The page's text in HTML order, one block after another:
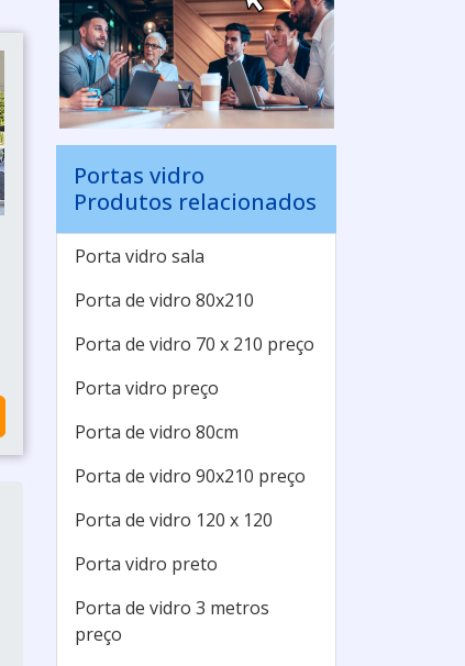
Portas vidro
Produtos relacionados
Porta vidro sala
Porta de vidro 80x210
Porta de vidro 70 x 210 preço
Porta vidro preço
Porta de vidro 80cm
Porta de vidro 90x210 preço
Porta de vidro 120 x 120
Porta vidro preto
Porta de vidro 3 metros
preço